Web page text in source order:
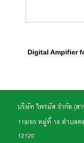
Digital Ampifier
บริษัท ไพรมัส จำกัด (ส
118/60 หมู่ที่ 18 ตำบล
12120